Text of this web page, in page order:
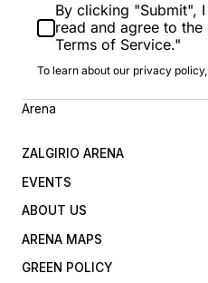
By clicking "Submit",
read and agree to
Terms of Service."
To learn about our privacy
Arena
ZALGIRIO ARENA
EVENTS
ABOUT US
ARENA MAPS
GREEN POLICY